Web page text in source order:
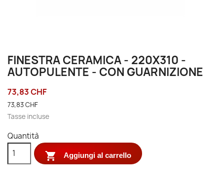
FINESTRA CERAMICA - 220X310 -
AUTOPULENTE - CON GUARNIZIONE
73,83 CHF
73,83 CHF
Tasse incluse
Quantità
 Aggiungi al carrello